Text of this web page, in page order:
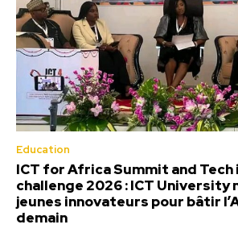
Education
ICT for Africa Summit and
challenge 2026 : ICT University
jeunes innovateurs pour bâtir
demain